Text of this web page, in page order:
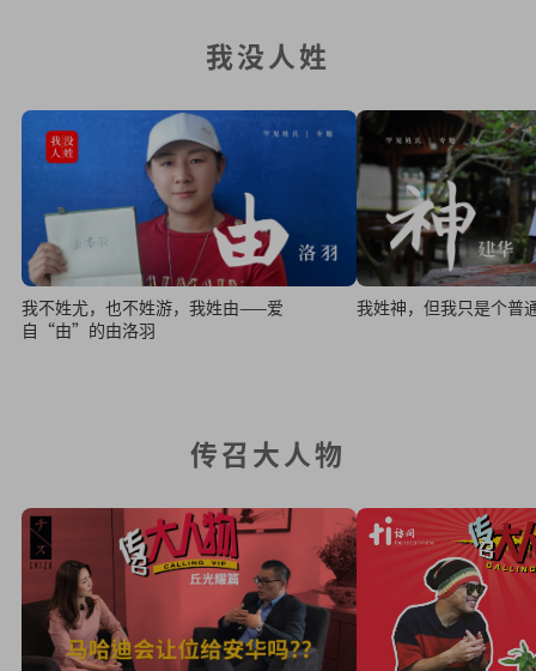
我没人姓
我不姓尤，也不姓游，我姓由——爱
自“由”的由洛羽
我姓神，但我只是个普
传召大人物